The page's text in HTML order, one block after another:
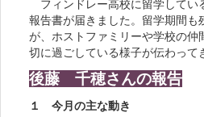
フィンドレー高校に留学してい
報告書が届きました。留学期間も
が、ホストファミリーや学校の仲
切に過ごしている様子が伝わって
後藤 千穂さんの報告
１ 今月の主な動き